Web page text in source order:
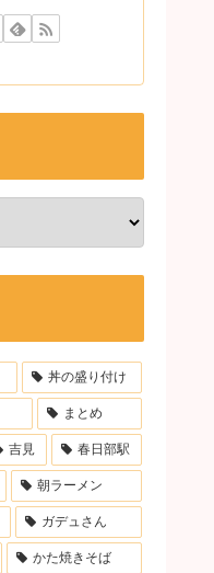
丼の盛り付け
まとめ
吉見 春日部駅
朝ラーメン
ガデュさん
かた焼きそば